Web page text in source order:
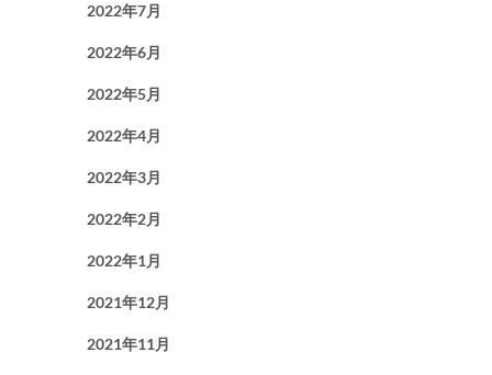
2022年7月
2022年6月
2022年5月
2022年4月
2022年3月
2022年2月
2022年1月
2021年12月
2021年11月